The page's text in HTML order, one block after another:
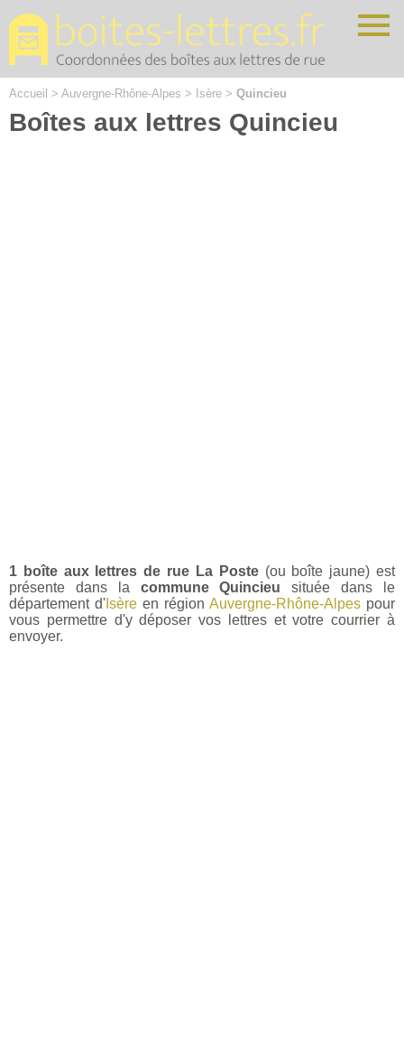
Accueil > Auvergne-Rhône-Alpes > Isère > Quincieu
Boîtes aux lettres Quincieu
1 boîte aux lettres de rue La Poste(ou boîte jaune) est
présente dans la commune Quincieu située dans le
département d' Isère en région Auvergne-Rhône-Alpes pour
vous permettre d'y déposer vos lettres et votre courrier à
envoyer.